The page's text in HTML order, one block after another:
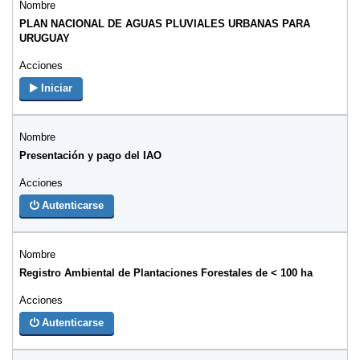
PLAN NACIONAL DE AGUAS PLUVIALES URBANAS PARA
URUGUAY
Iniciar
Presentación y pago del IAO
Autenticarse
Registro Ambiental de Plantaciones Forestales de < 100 ha
Autenticarse